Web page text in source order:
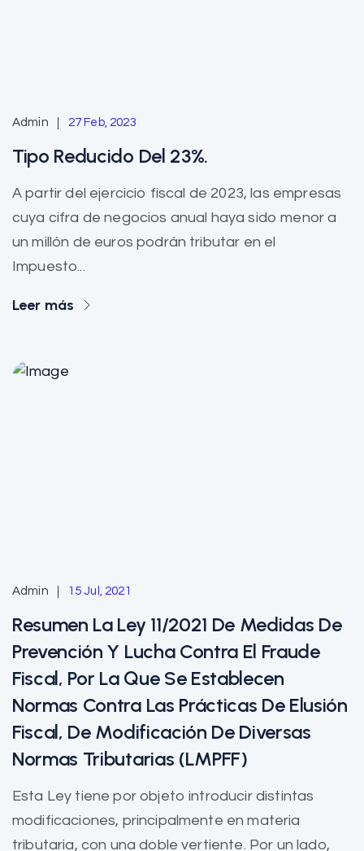
Admin 27 Feb, 2023
Tipo Reducido Del 23%.
A partir del ejercicio fiscal de 2023, las empresas
cuya cifra de negocios anual haya sido menor a
un millón de euros podrán tributar en el
Impuesto...
Leer más
Admin 15 Jul, 2021
Resumen La Ley 11/2021 De Medidas De
Prevención Y Lucha Contra El Fraude
Fiscal, Por La Que Se Establecen
Normas Contra Las Prácticas De Elusión
Fiscal, De Modificación De Diversas
Normas Tributarias (LMPFF)
Esta Ley tiene por objeto introducir distintas
modificaciones, principalmente en materia
tributaria, con una doble vertiente. Por un lado,